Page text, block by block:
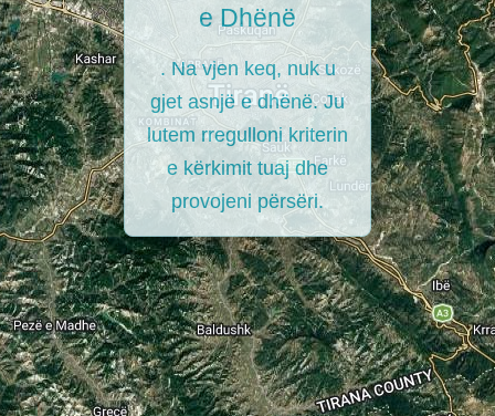
e Dhënë
. Na vjen keq, nuk u
gjet asnjë e dhënë. Ju
lutem rregulloni kriterin
e kërkimit tuaj dhe
provojeni përsëri.